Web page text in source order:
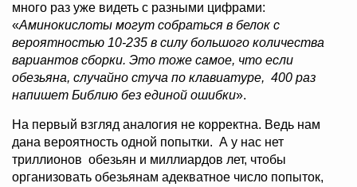
много раз уже видеть с разными цифрами:
«Аминокислоты могут собраться в белок с
вероятностью 10-235 в силу большого количества
вариантов сборки. Это тоже самое, что если
обезьяна, случайно стуча по клавиатуре, 400 раз
напишет Библию без единой ошибки».
На первый взгляд аналогия не корректна. Ведь нам
дана вероятность одной попытки. А у нас нет
триллионов обезьян и миллиардов лет, чтобы
организовать обезьянам адекватное число попыток,